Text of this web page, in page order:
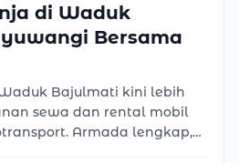
di Waduk
Bersama
Bajulmati kini lebih
sewa dan rental mobil
Armada lengkap,